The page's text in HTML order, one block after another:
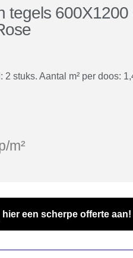
tegels
2 stuks. Aantal m² per doos:
m²
hier een scherpe offerte aan!